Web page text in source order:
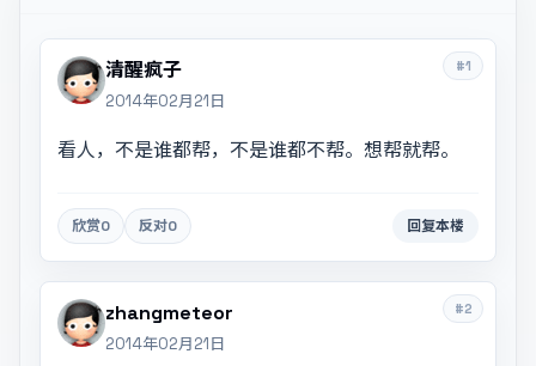
#1
清醒疯子
2014年02月21日
看人，不是谁都帮，不是谁都不帮。想帮就帮。
欣赏0 反对0 回复本楼
#2
zhangmeteor
2014年02月21日